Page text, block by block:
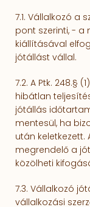
7.1. Vállalkozó a
pont szerinti, - a
kiállításával
jótállást vállal.
7.2. A Ptk. 248.§
hibátlan
jótállás
mentesül, ha
után keletkezett.
megrendelő a
közölheti
7.3. Vállalkozó
vállalkozási